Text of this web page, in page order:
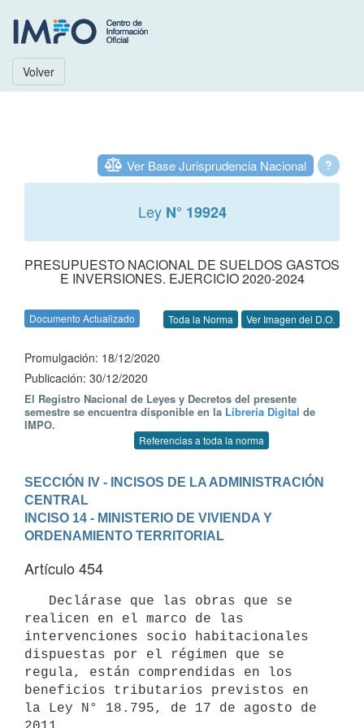
Volver
?
Ver Base Jurisprudencia Nacional
Ley N° 19924
PRESUPUESTO NACIONAL DE SUELDOS GASTOS
E INVERSIONES. EJERCICIO 2020-2024
Documento Actualizado Toda la Norma Ver Imagen del D.O.
Promulgación: 18/12/2020
Publicación: 30/12/2020
El Registro Nacional de Leyes y Decretos del presente
semestre se encuentra disponible en la Librería Digital de
IMPO.
Referencias a toda la norma
SECCIÓN IV - INCISOS DE LA ADMINISTRACIÓN
CENTRAL
INCISO 14 - MINISTERIO DE VIVIENDA Y
ORDENAMIENTO TERRITORIAL
Artículo 454
realicen en el marco de las
intervenciones socio habitacionales
dispuestas por el régimen que se
regula, están comprendidas en los
beneficios tributarios previstos en
la Ley N° 18.795, de 17 de agosto de